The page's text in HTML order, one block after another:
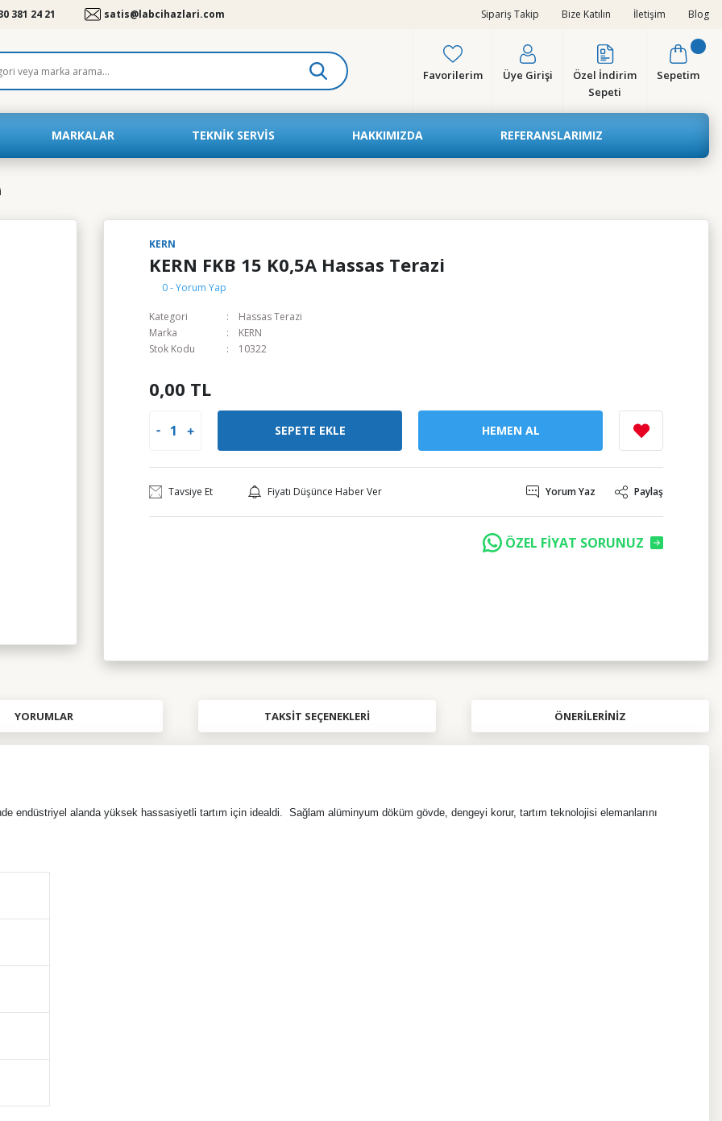
381 24 21 satis@labcihazlari.com Sipariş Takip Bize Katılın İletişim Blog
Favorilerim Üye Girişi
Özel İndirim
Sepeti
Sepetim
MARKALAR TEKNIK SERVIS HAKKIMIZDA REFERANSLARIMIZ
KERN
KERN FKB 15 K0,5A Hassas Terazi
0 - Yorum Yap
Kategori
Hassas Terazi
Marka
KERN
Stok Kodu
10322
0,00 TL
SEPETE EKLE HEMEN AL
Tavsiye Et Fiyatı Düşünce Haber Ver Yorum Yaz Paylaş
ÖZEL FİYAT SORUNUZ
YORUMLAR TAKSIT SEÇENEKLERI ÖNERILERINIZ
endüstriyel alanda yüksek hassasiyetli tartım için idealdi. Sağlam alüminyum döküm gövde, dengeyi korur, tartım teknolojisi elemanlarını